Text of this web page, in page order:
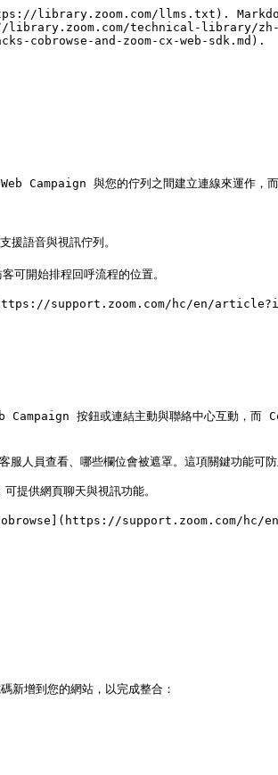
library.zoom.com/llms.txt).
technical-library/
cobrowse-and-zoom-cx-web-sdk.md).
Campaign 與您的佇列之間建立連線來運作，
語音與視訊佇列。
開始排程回呼流程的位置。
](https://support.zoom.com/hc/en/
Campaign 按鈕或連結主動與聯絡中心互動，而
人員查看、哪些欄位會被遮罩。這項關鍵功能可防
供網頁聊天與視訊功能。
Cobrowse](https://support.zoom.com/
增到您的網站，以完成整合：